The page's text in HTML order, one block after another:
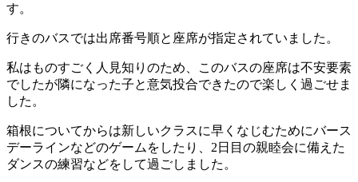
す。
行きのバスでは出席番号順と座席が指定されていました。
私はものすごく人見知りのため、このバスの座席は不安要素
でしたが隣になった子と意気投合できたので楽しく過ごせま
した。
箱根についてからは新しいクラスに早くなじむためにバース
デーラインなどのゲームをしたり、2日目の親睦会に備えた
ダンスの練習などをして過ごしました。